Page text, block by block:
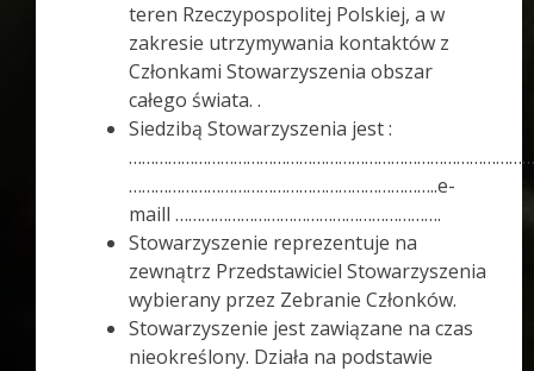
teren Rzeczypospolitej Polskiej, a w
zakresie utrzymywania kontaktów z
Członkami Stowarzyszenia obszar
całego świata. .
Siedzibą Stowarzyszenia jest :
……………………………………………………………..e-
maill …………………………………………………….
Stowarzyszenie reprezentuje na
zewnątrz Przedstawiciel Stowarzyszenia
wybierany przez Zebranie Członków.
Stowarzyszenie jest zawiązane na czas
nieokreślony. Działa na podstawie